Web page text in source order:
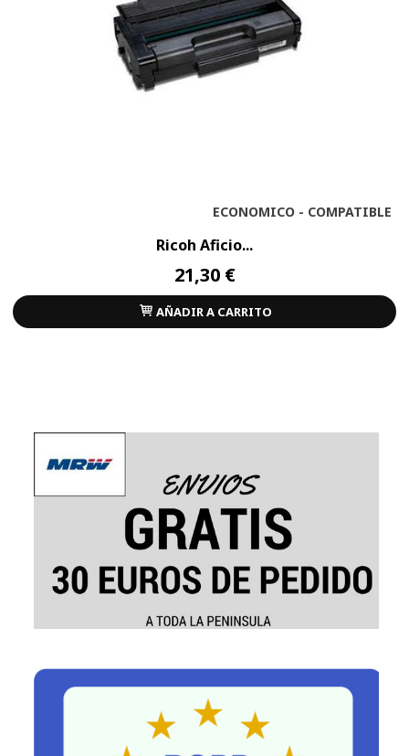
ECONOMICO - COMPATIBLE
Ricoh Aficio...
21,30 €
AÑADIR A CARRITO